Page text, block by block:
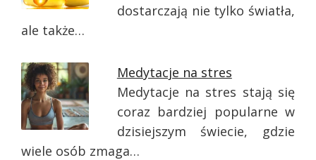
dostarczają nie tylko światła,
ale także…
Medytacje na stres
Medytacje na stres stają się
coraz bardziej popularne w
dzisiejszym świecie, gdzie
wiele osób zmaga…